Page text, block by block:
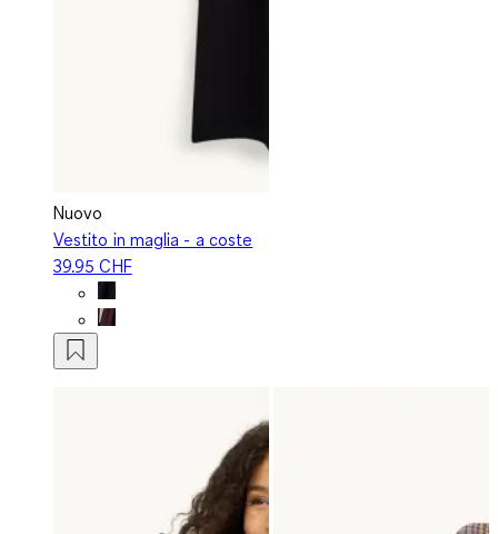
Nuovo
Vestito in maglia - a coste
39.95 CHF